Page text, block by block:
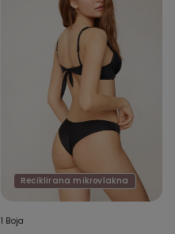
Reciklirana mikrovlakna
1 Boja